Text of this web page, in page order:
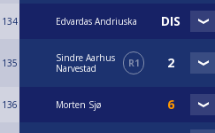
134 Edvardas Andriuska
135
Sindre Aarhus
Narvestad
R1
136 Morten Sjø